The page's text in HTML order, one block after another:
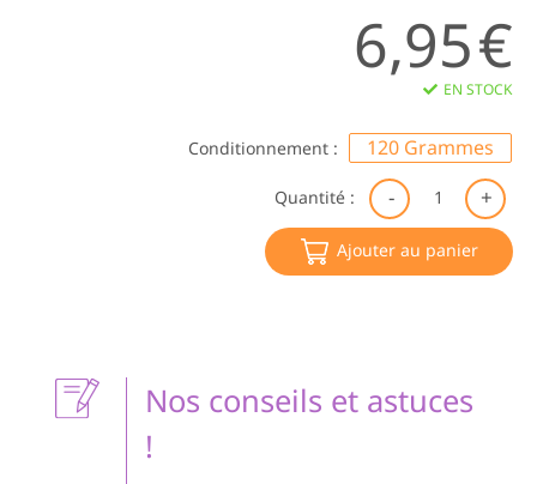
6,95€
EN STOCK
Conditionnement : 120 Grammes
Quantité :
Ajouter au panier
Nos conseils et astuces
!